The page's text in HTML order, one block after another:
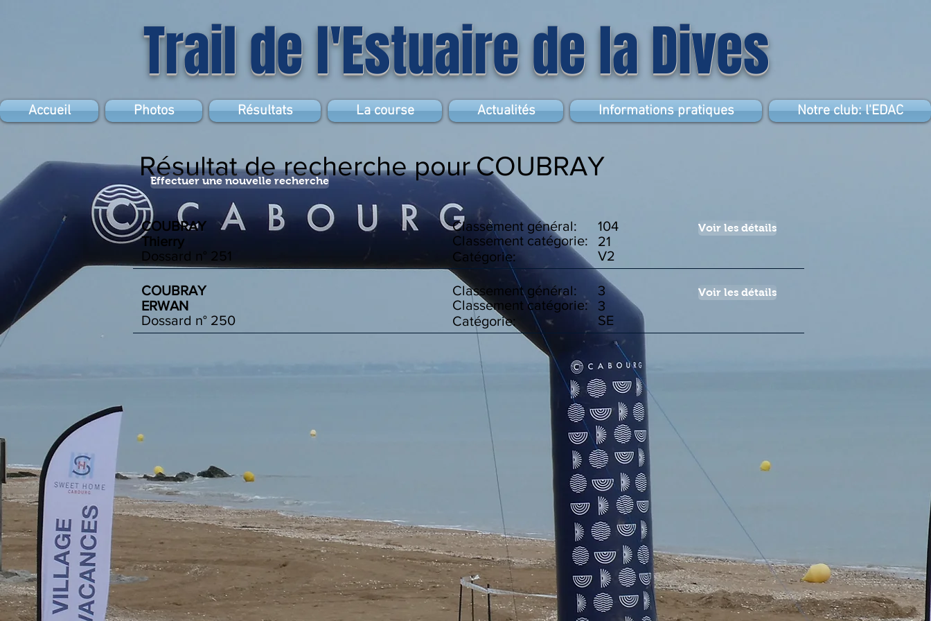
Trail de l'Estuaire de la Dives
Accueil Photos Résultats La course Actualités Informations pratiques Notre club: l'EDAC
Résultat de recherche pourCOUBRAY
Effectuer une nouvelle recherche
COUBRAY
Dossard n°
Thierry
251
Catégorie:
Classement général:
104
Classement catégorie:
21
V2
Voir les détails
COUBRAY
Dossard n°
ERWAN
250
Catégorie:
Classement général:
3
Classement catégorie:
3
SE
Voir les détails